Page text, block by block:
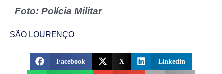
Foto: Polícia Militar
SÃO LOURENÇO
Facebook X Linkedin